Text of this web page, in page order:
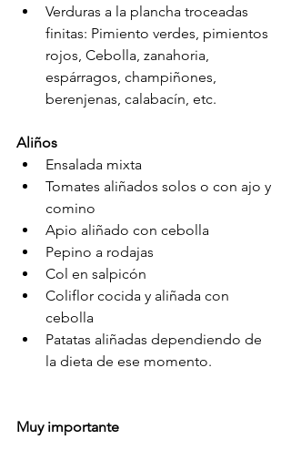
Verduras a la plancha troceadas
finitas: Pimiento verdes, pimientos
rojos, Cebolla, zanahoria,
espárragos, champiñones,
berenjenas, calabacín, etc.
Aliños
Ensalada mixta
Tomates aliñados solos o con ajo y
comino
Apio aliñado con cebolla
Pepino a rodajas
Col en salpicón
Coliflor cocida y aliñada con
cebolla
Patatas aliñadas dependiendo de
la dieta de ese momento.
Muy importante